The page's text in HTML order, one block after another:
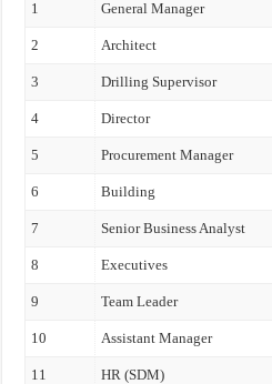
1 General Manager
2 Architect
3 Drilling Supervisor
4 Director
5 Procurement Manager
6 Building
7 Senior Business Analyst
8 Executives
9 Team Leader
10 Assistant Manager
11 HR (SDM)